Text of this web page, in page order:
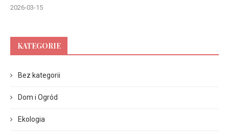
2026-03-15
KATEGORIE
Bez kategorii
Dom i Ogród
Ekologia